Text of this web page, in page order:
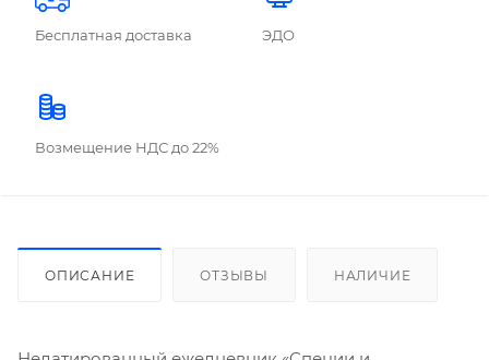
Бесплатная доставка ЭДО
Возмещение НДС до 22%
ОПИСАНИЕ ОТЗЫВЫ НАЛИЧИЕ